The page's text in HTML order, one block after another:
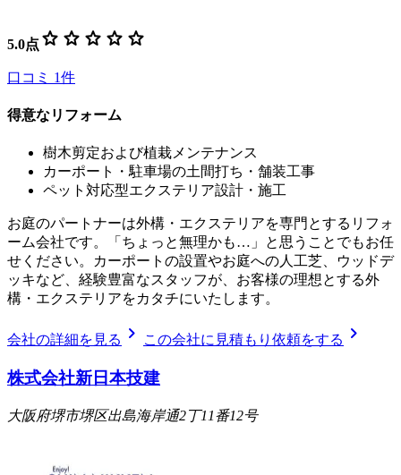
5.0点 star star star star star
口コミ 1件
得意なリフォーム
樹木剪定および植栽メンテナンス
カーポート・駐車場の土間打ち・舗装工事
ペット対応型エクステリア設計・施工
お庭のパートナーは外構・エクステリアを専門とするリフォ
ーム会社です。「ちょっと無理かも…」と思うことでもお任
せください。カーポートの設置やお庭への人工芝、ウッドデ
ッキなど、経験豊富なスタッフが、お客様の理想とする外
構・エクステリアをカタチにいたします。
会社の詳細を見る chevron_right この会社に見積もり依頼をする chevron_right
株式会社新日本技建
大阪府堺市堺区出島海岸通2丁11番12号